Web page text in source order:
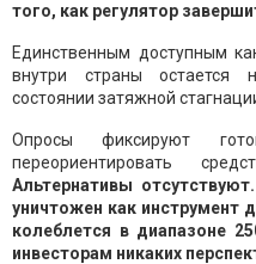
того, как регулятор
Единственным доступным
внутри страны остается
состоянии затяжной
Опросы фиксируют
переориентировать
Альтернативы
уничтожен как инструмент
колеблется в диапазоне
инвесторам никаких